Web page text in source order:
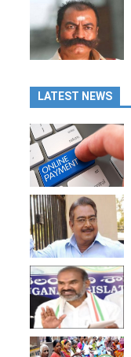
LATEST NEWS